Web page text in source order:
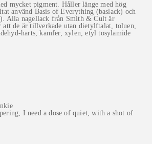
mycket pigment. Håller länge med hög
använd Basis of Everything (baslack) och
Alla nagellack från Smith & Cult är
att de är tillverkade utan dietylftalat, toluen,
harts, kamfer, xylen, etyl tosylamide
I need a dose of quiet, with a shot of